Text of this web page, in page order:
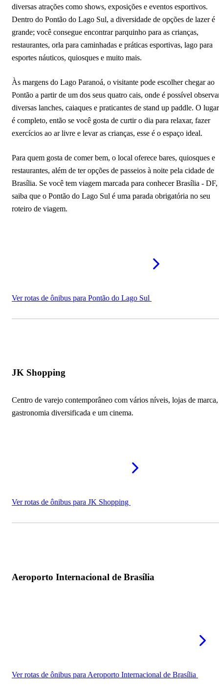
diversas atrações como shows, exposições e eventos esportivos.
Dentro do Pontão do Lago Sul, a diversidade de opções de lazer é
grande; você consegue encontrar parquinho para as crianças,
restaurantes, orla para caminhadas e práticas esportivas, lago para
esportes náuticos, quiosques e muito mais.
Às margens do Lago Paranoá, o visitante pode escolher chegar ao
Pontão a partir de um dos seus quatro cais, onde é possível
diversas lanches, caiaques e praticantes de stand up paddle. O lugar
é completo, então se você gosta de curtir o dia para relaxar, fazer
exercícios ao ar livre e levar as crianças, esse é o espaço ideal.
Para quem gosta de comer bem, o local oferece bares, quiosques e
restaurantes, além de ter opções de passeios à noite pela cidade de
Brasília. Se você tem viagem marcada para conhecer Brasília - DF,
saiba que o Pontão do Lago Sul é uma parada obrigatória no seu
roteiro de viagem.
Ver rotas de ônibus para Pontão do Lago Sul
JK Shopping
Centro de varejo contemporâneo com vários níveis, lojas de marca,
gastronomia diversificada e um cinema.
Ver rotas de ônibus para JK Shopping
Aeroporto Internacional de Brasília
Ver rotas de ônibus para Aeroporto Internacional de Brasília